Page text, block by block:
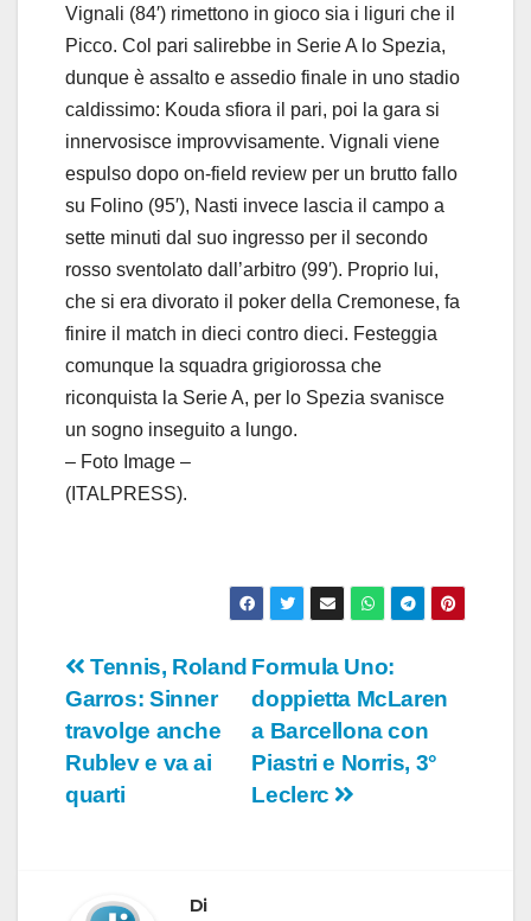
Vignali (84′) rimettono in gioco sia i liguri che il
Picco. Col pari salirebbe in Serie A lo Spezia,
dunque è assalto e assedio finale in uno stadio
caldissimo: Kouda sfiora il pari, poi la gara si
innervosisce improvvisamente. Vignali viene
espulso dopo on-field review per un brutto fallo
su Folino (95′), Nasti invece lascia il campo a
sette minuti dal suo ingresso per il secondo
rosso sventolato dall’arbitro (99′). Proprio lui,
che si era divorato il poker della Cremonese, fa
finire il match in dieci contro dieci. Festeggia
comunque la squadra grigiorossa che
riconquista la Serie A, per lo Spezia svanisce
un sogno inseguito a lungo.
– Foto Image –
(ITALPRESS).
Navigazione
articoli
Formula Uno:
doppietta McLaren
a Barcellona con
Piastri e Norris, 3°
Leclerc
Tennis, Roland
Garros: Sinner
travolge anche
Rublev e va ai
quarti
Di